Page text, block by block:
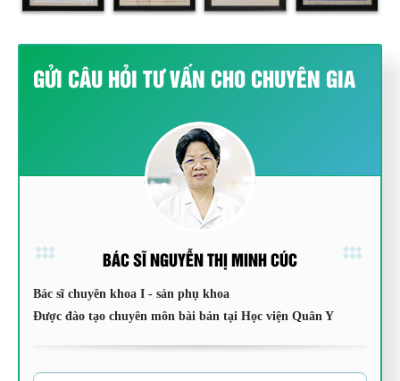
GỬI CÂU HỎI TƯ VẤN CHO CHUYÊN GIA
BÁC SĨ NGUYỄN THỊ MINH CÚC
Bác sĩ chuyên khoa I - sản phụ khoa
Được đào tạo chuyên môn bài bản tại Học viện Quân Y